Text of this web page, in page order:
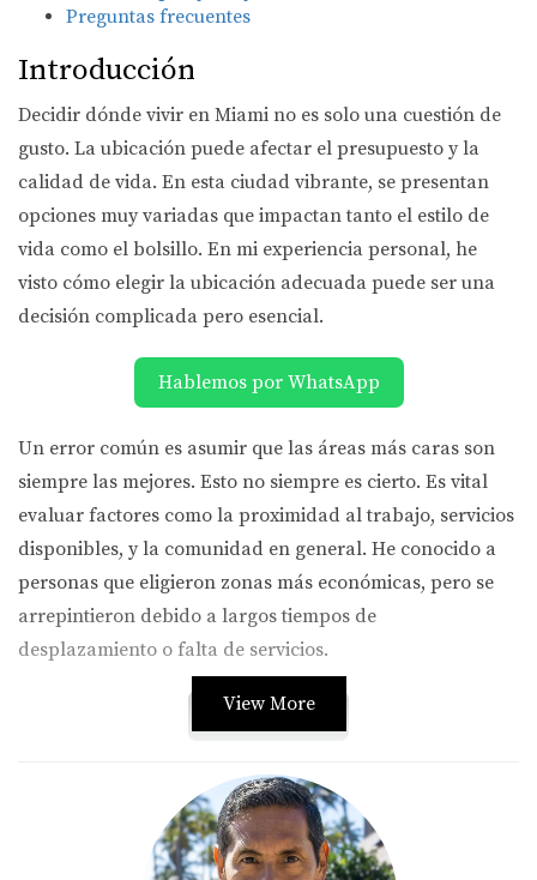
Preguntas frecuentes
Introducción
Decidir dónde vivir en Miami no es solo una cuestión de
gusto. La ubicación puede afectar el presupuesto y la
calidad de vida. En esta ciudad vibrante, se presentan
opciones muy variadas que impactan tanto el estilo de
vida como el bolsillo. En mi experiencia personal, he
visto cómo elegir la ubicación adecuada puede ser una
decisión complicada pero esencial.
Hablemos por WhatsApp
Un error común es asumir que las áreas más caras son
siempre las mejores. Esto no siempre es cierto. Es vital
evaluar factores como la proximidad al trabajo, servicios
disponibles, y la comunidad en general. He conocido a
personas que eligieron zonas más económicas, pero se
arrepintieron debido a largos tiempos de
desplazamiento o falta de servicios.
Llama ahora
Caso 1: La familia joven
Tomemos el caso de una familia joven con dos hijos
pequeños. Optaron por mudarse a un barrio alejado del
View More